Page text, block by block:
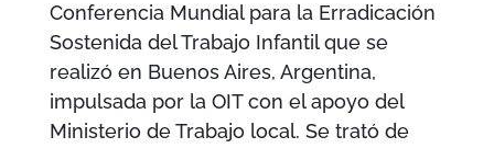
Conferencia Mundial para la Erradicación
Sostenida del Trabajo Infantil que se
realizó en Buenos Aires, Argentina,
impulsada por la OIT con el apoyo del
Ministerio de Trabajo local. Se trató de